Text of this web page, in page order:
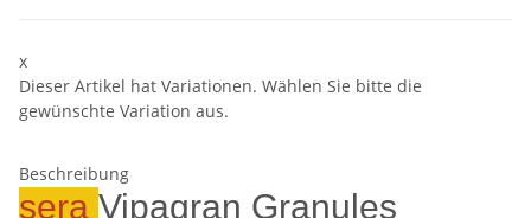
x
Dieser Artikel hat Variationen. Wählen Sie bitte die
gewünschte Variation aus.
Beschreibung
sera Vipagran Granules